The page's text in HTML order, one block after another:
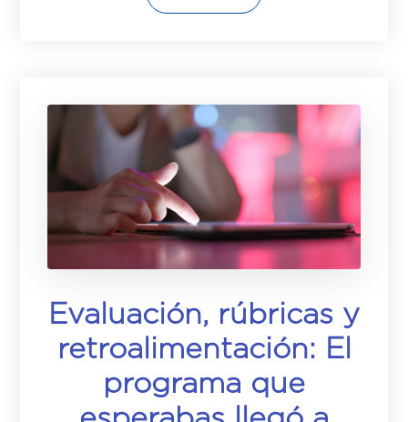
Evaluación, rúbricas y
retroalimentación: El
programa que